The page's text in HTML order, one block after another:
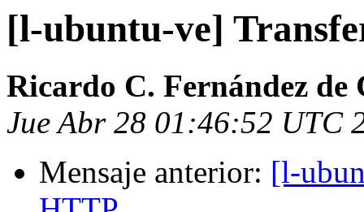
[l-ubuntu-ve]
Ricardo C. Fernández de
Jue Abr 28 01:46:52 UTC
Mensaje anterior: [l-